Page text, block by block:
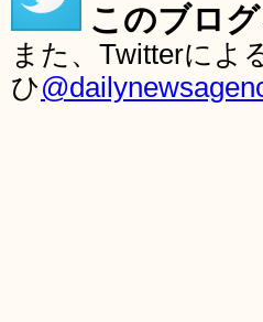
このブロ
また、Twitterによ
ひ